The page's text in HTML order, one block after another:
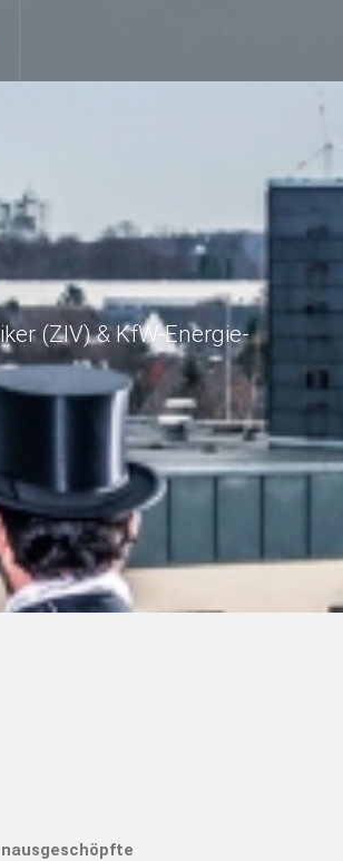
(ZIV) & KfW-Energie-